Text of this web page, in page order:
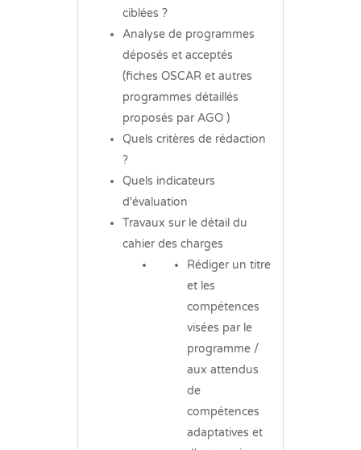
ciblées ?
Analyse de programmes
déposés et acceptés
(fiches OSCAR et autres
programmes détaillés
proposés par AGO )
Quels critères de rédaction
?
Quels indicateurs
d'évaluation
Travaux sur le détail du
cahier des charges
Rédiger un titre
et les
compétences
visées par le
programme /
aux attendus
de
compétences
adaptatives et